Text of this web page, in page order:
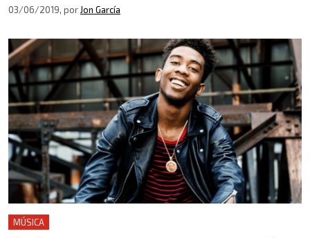
03/06/2019, por Jon García
MÚSICA